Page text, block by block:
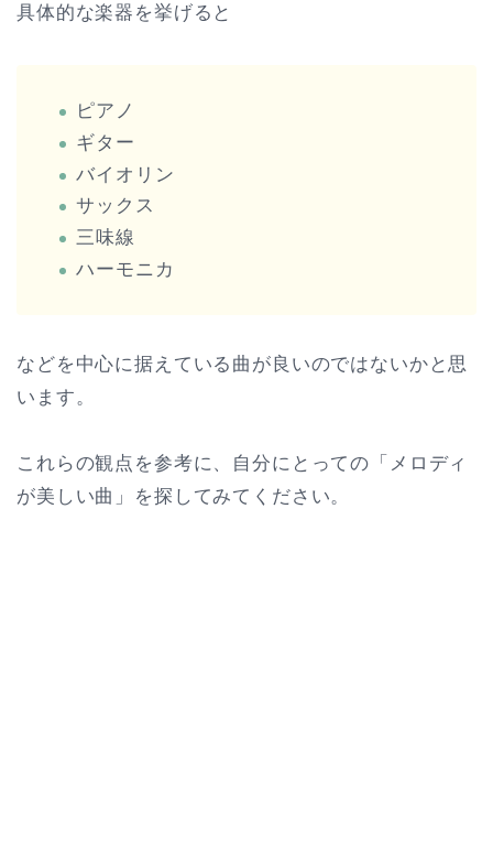
具体的な楽器を挙げると
ピアノ
ギター
バイオリン
サックス
三味線
ハーモニカ
などを中心に据えている曲が良いのではないかと思
います。
これらの観点を参考に、自分にとっての「メロディ
が美しい曲」を探してみてください。